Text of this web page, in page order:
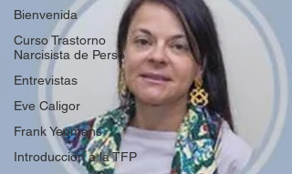
Bienvenida
Curso Trastorno
Narcisista de Perso
Entrevistas
Eve Caligor
Frank Yeomans
Introducción a la TFP